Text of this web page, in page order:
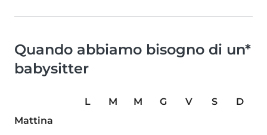
Quando abbiamo bisogno di un*
babysitter
L M M G V S
D
Mattina